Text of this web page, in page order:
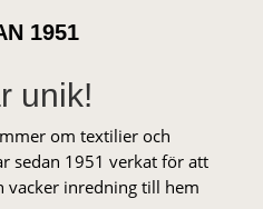
1951
unik!
om textilier och
sedan 1951 verkat för att
vacker inredning till hem